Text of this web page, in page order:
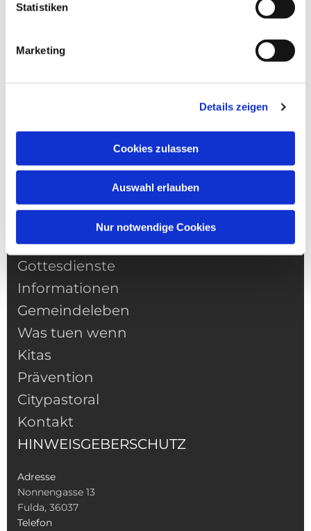
Statistiken
Marketing
Details zeigen
Cookies zulassen
Auswahl erlauben
Nur notwendige Cookies
NAVIGATION
Pfarrei
Gottesdienste
Informationen
Gemeindeleben
Was tuen wenn
Kitas
Prävention
Citypastoral
Kontakt
HINWEISGEBERSCHUTZ
Adresse
Nonnengasse 13
Fulda, 36037
Telefon